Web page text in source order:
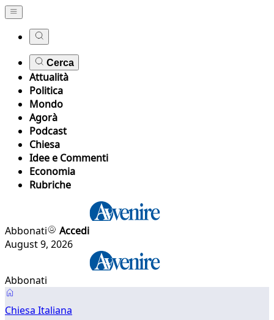
Cerca
Attualità
Politica
Mondo
Agorà
Podcast
Chiesa
Idee e Commenti
Economia
Rubriche
Abbonati
Accedi
August 9, 2026
Abbonati
Chiesa Italiana